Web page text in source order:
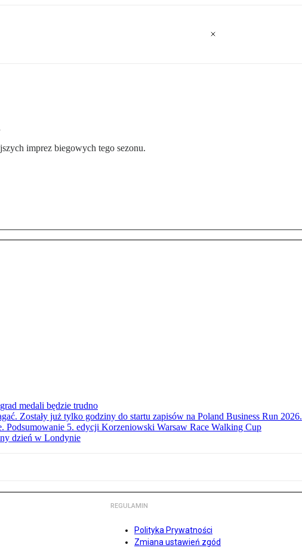
imprez biegowych tego sezonu.
medali będzie trudno
Zostały już tylko godziny do startu zapisów na Poland Business Run 2026.
Podsumowanie 5. edycji Korzeniowski Warsaw Race Walking Cup
dzień w Londynie
REGULAMIN
Polityka Prywatności
Zmiana ustawień zgód